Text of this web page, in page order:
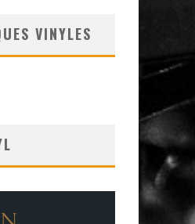
VINYLES